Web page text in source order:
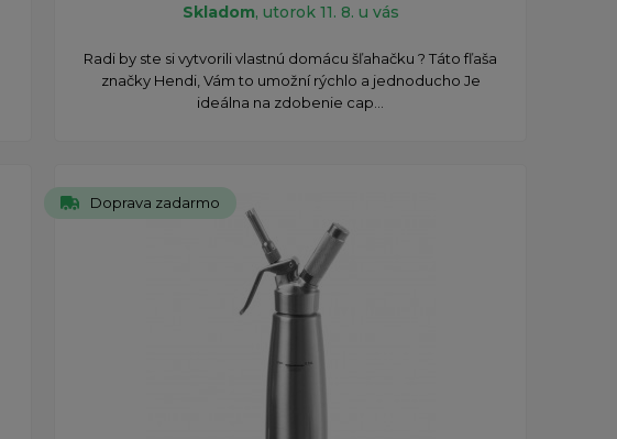
Skladom, utorok 11. 8. u vás
Radi by ste si vytvorili vlastnú domácu šľahačku ? Táto fľaša
značky Hendi, Vám to umožní rýchlo a jednoducho Je
ideálna na zdobenie cap...
Doprava zadarmo